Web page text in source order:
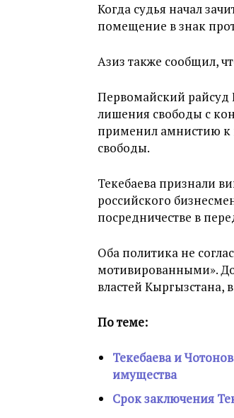
Когда судья начал
помещение в знак
Азиз также сообщил,
Первомайский райсуд
лишения свободы с
применил амнистию к
свободы.
Текебаева признали
российского
посредничестве в
Оба политика не
мотивированными».
властей Кыргызстана,
По теме:
Текебаева и
имущества
Срок заключения